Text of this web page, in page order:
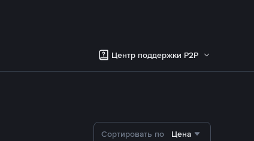
Центр поддержки P2P
Сортировать по Цена